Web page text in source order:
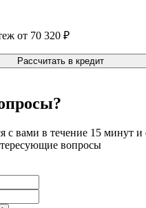
от 70 320 ₽
Рассчитать в кредит
с вами в течение 15 минут и
вопросы